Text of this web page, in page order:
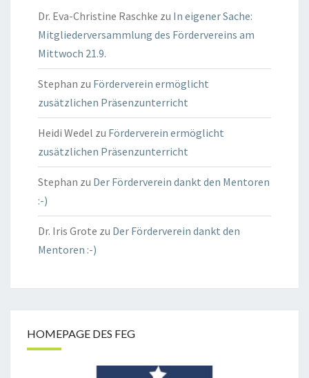
Dr. Eva-Christine Raschke zu In eigener Sache:
Mitgliederversammlung des Fördervereins am
Mittwoch 21.9.
Stephan zu Förderverein ermöglicht
zusätzlichen Präsenzunterricht
Heidi Wedel zu Förderverein ermöglicht
zusätzlichen Präsenzunterricht
Stephan zu Der Förderverein dankt den Mentoren
:-)
Dr. Iris Grote zu Der Förderverein dankt den
Mentoren :-)
HOMEPAGE DES FEG